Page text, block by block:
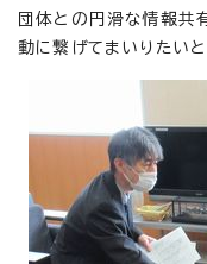
団体との円滑な情報共
動に繋げてまいりたいと